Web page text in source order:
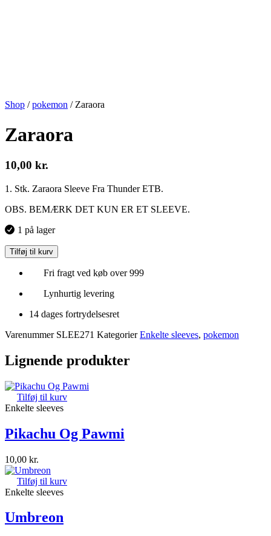
Shop /pokemon / Zaraora
Zaraora
10,00 kr.
1. Stk. Zaraora Sleeve Fra Thunder ETB.
OBS. BEMÆRK DET KUN ER ET SLEEVE.
1 på lager
Tilføj til kurv
Fri fragt ved køb over 999
Lynhurtig levering
14 dages fortrydelsesret
Varenummer SLEE271 Kategorier Enkelte sleeves, pokemon
Lignende produkter
Tilføj til kurv
Enkelte sleeves
Pikachu Og Pawmi
10,00 kr.
Tilføj til kurv
Enkelte sleeves
Umbreon